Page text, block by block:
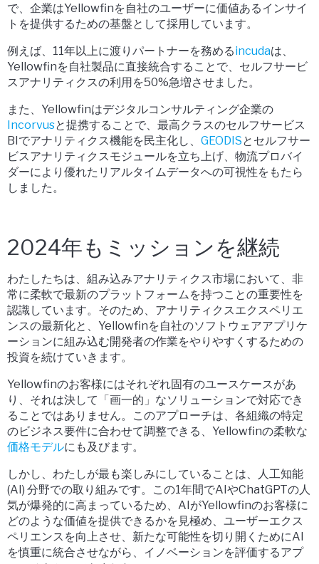
で、企業はYellowfinを自社のユーザーに価値あるインサイ
トを提供するための基盤として採用しています。
例えば、11年以上に渡りパートナーを務めるincudaは、
Yellowfinを自社製品に直接統合することで、セルフサービ
スアナリティクスの利用を50%急増させました。
また、Yellowfinはデジタルコンサルティング企業の
Incorvusと提携することで、最高クラスのセルフサービス
BIでアナリティクス機能を民主化し、 GEODISとセルフサー
ビスアナリティクスモジュールを立ち上げ、物流プロバイ
ダーにより優れたリアルタイムデータへの可視性をもたら
しました。
2024年もミッションを継続
わたしたちは、組み込みアナリティクス市場において、非
常に柔軟で最新のプラットフォームを持つことの重要性を
認識しています。そのため、アナリティクスエクスペリエ
ンスの最新化と、Yellowfinを自社のソフトウェアアプリケ
ーションに組み込む開発者の作業をやりやすくするための
投資を続けていきます。
Yellowfinのお客様にはそれぞれ固有のユースケースがあ
り、それは決して「画一的」なソリューションで対応でき
ることではありません。このアプローチは、各組織の特定
のビジネス要件に合わせて調整できる、Yellowfinの柔軟な
価格モデルにも及びます。
しかし、わたしが最も楽しみにしていることは、人工知能
(AI) 分野での取り組みです。この1年間でAIやChatGPTの人
気が爆発的に高まっているため、AIがYellowfinのお客様に
どのような価値を提供できるかを見極め、ユーザーエクス
ペリエンスを向上させ、新たな可能性を切り開くためにAI
を慎重に統合させながら、イノベーションを評価するアプ